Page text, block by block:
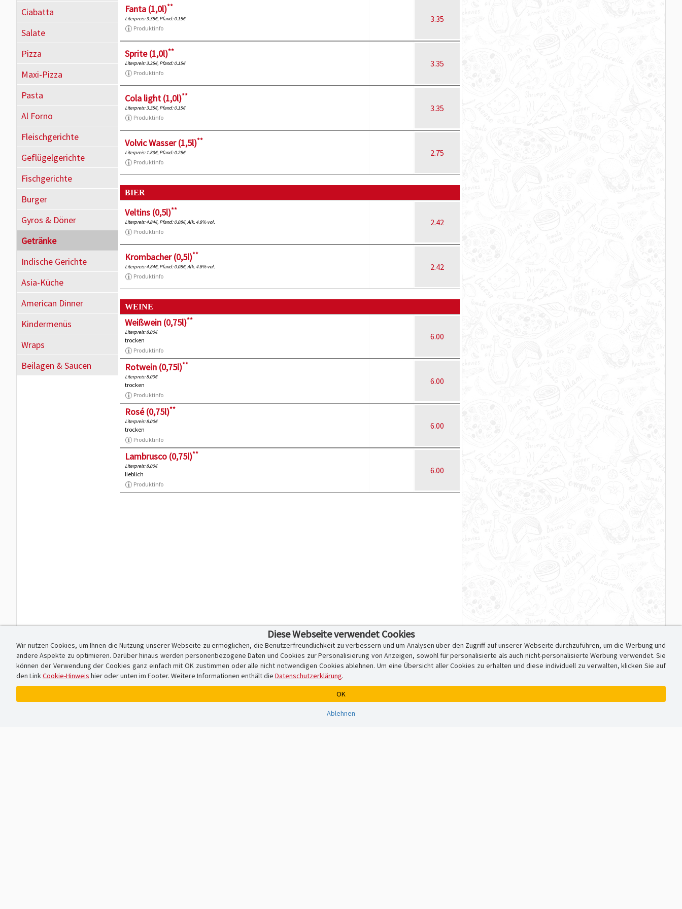
Ciabatta
Salate
Pizza
Maxi-Pizza
Pasta
Al Forno
Fleischgerichte
Geflügelgerichte
Fischgerichte
Burger
Gyros & Döner
Getränke
Indische Gerichte
Asia-Küche
American Dinner
Kindermenüs
Wraps
Beilagen & Saucen
Fanta (1,0l)**
Literpreis: 3.35€, Pfand: 0.15€
Produktinfo
3.35
Sprite (1,0l)**
Literpreis: 3.35€, Pfand: 0.15€
Produktinfo
3.35
Cola light (1,0l)**
Literpreis: 3.35€, Pfand: 0.15€
Produktinfo
3.35
Volvic Wasser (1,5l)**
Literpreis: 1.83€, Pfand: 0.25€
Produktinfo
2.75
BIER
Veltins (0,5l)**
Literpreis: 4.84€, Pfand: 0.08€, Alk. 4.8% vol.
Produktinfo
2.42
Krombacher (0,5l)**
Literpreis: 4.84€, Pfand: 0.08€, Alk. 4.8% vol.
Produktinfo
2.42
WEINE
Weißwein (0,75l)**
Literpreis: 8.00€
trocken
Produktinfo
6.00
Rotwein (0,75l)**
Literpreis: 8.00€
trocken
Produktinfo
6.00
Rosé (0,75l)**
Literpreis: 8.00€
trocken
Produktinfo
6.00
Lambrusco (0,75l)**
Literpreis: 8.00€
lieblich
Produktinfo
6.00
Diese Webseite verwendet Cookies
Wir nutzen Cookies, um Ihnen die Nutzung unserer Webseite zu ermöglichen, die Benutzerfreundlichkeit zu verbessern und um Analysen über den Zugriff auf unserer Webseite durchzuführen, um die Werbung und
andere Aspekte zu optimieren. Darüber hinaus werden personenbezogene Daten und Cookies zur Personalisierung von Anzeigen, sowohl für personalisierte als auch nicht-personalisierte Werbung verwendet. Sie
können der Verwendung der Cookies ganz einfach mit OK zustimmen oder alle nicht notwendigen Cookies ablehnen. Um eine Übersicht aller Cookies zu erhalten und diese individuell zu verwalten, klicken Sie auf
den LinkCookie-Hinweis hier oder unten im Footer. Weitere Informationen enthält die Datenschutzerklärung.
OK
Ablehnen